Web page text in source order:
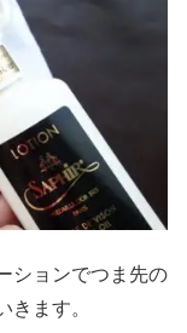
ションでつま先の
きます。